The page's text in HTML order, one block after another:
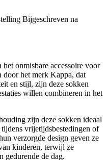
Bijgeschreven na
onmisbare accessoire voor
door het merk Kappa, dat
en stijl, zijn deze sokken
willen combineren in het
zijn deze sokken ideaal
vrijetijdsbestedingen of
verzorgde design geven ze
kinderen, terwijl ze
gedurende de dag.